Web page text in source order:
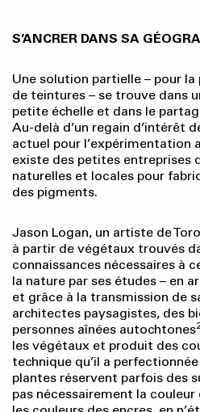
S’ANCRER DANS SA
Une solution partielle – pour
de teintures – se trouve dans
petite échelle et dans le
Au-delà d’un regain d’intérêt
actuel pour l’expérimentation
existe des petites entreprises
naturelles et locales pour
des pigments.
Jason Logan, un artiste de
à partir de végétaux trouvés
connaissances nécessaires à
la nature par ses études – en
et grâce à la transmission de
architectes paysagistes, des
personnes aînées autochtones
les végétaux et produit des
technique qu’il a
plantes réservent parfois des
pas nécessairement la couleur